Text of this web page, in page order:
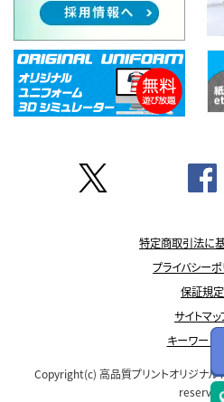
特定商取引法に
プライバシー
保証規定
サイトマッ
キーワード
Copyright(c) 高品質プリントオリジナル